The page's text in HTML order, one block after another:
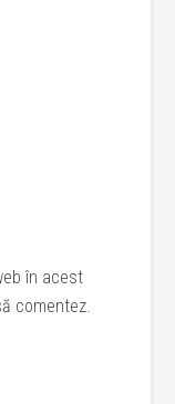
în acest
comentez.